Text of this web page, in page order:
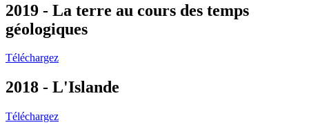
2019 - La terre au cours des temps
géologiques
Téléchargez
2018 - L'Islande
Téléchargez